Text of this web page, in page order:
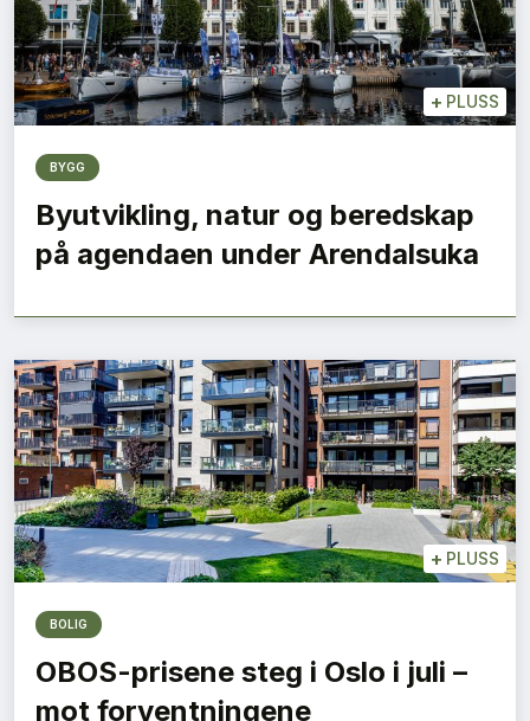
+ PLUSS
BYGG
Byutvikling, natur og beredskap
på agendaen under Arendalsuka
+ PLUSS
BOLIG
OBOS-prisene steg i Oslo i juli –
mot forventningene